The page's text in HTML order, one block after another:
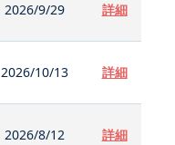
2026/9/29 詳細
2026/10/13 詳細
2026/8/12 詳細